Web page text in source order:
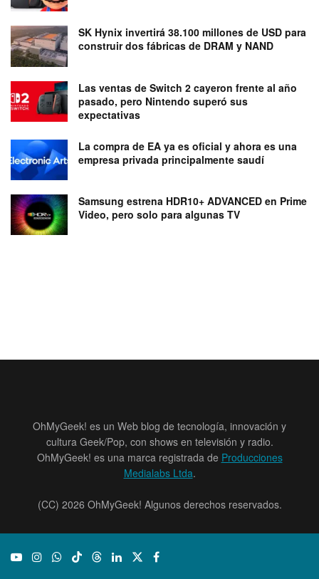
SK Hynix invertirá 38.100 millones de USD para
construir dos fábricas de DRAM y NAND
Las ventas de Switch 2 cayeron frente al año
pasado, pero Nintendo superó sus
expectativas
La compra de EA ya es oficial y ahora es una
empresa privada principalmente saudí
Samsung estrena HDR10+ ADVANCED en Prime
Video, pero solo para algunas TV
OhMyGeek! es un Web blog de tecnología, innovación y
cultura Geek/Pop, con shows en televisión y radio.
OhMyGeek! es una marca registrada de Producciones
Medialabs Ltda.
(CC) 2026 OhMyGeek! Algunos derechos reservados.